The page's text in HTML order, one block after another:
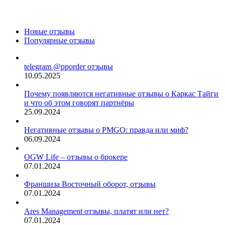
или
Новые отзывы
Популярные отзывы
telegram @pporder отзывы
10.05.2025
Почему появляются негативные отзывы о Каркас Тайги
и что об этом говорят партнёры
25.09.2024
Негативные отзывы о PMGO: правда или миф?
06.09.2024
OGW Life – отзывы о брокере
07.01.2024
Франшиза Восточный оборот, отзывы
07.01.2024
Ares Management отзывы, платят или нет?
07.01.2024